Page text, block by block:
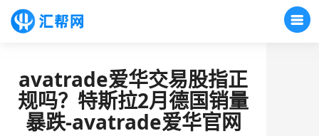
avatrade爱华交易股指正
规吗？特斯拉2月德国销量
暴跌-avatrade爱华官网